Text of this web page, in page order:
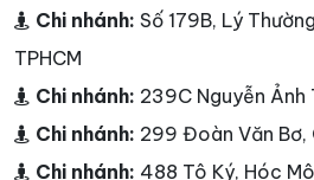
Chi nhánh: Số 179B, Lý
TPHCM
Chi nhánh: 239C Nguyễn Ảnh
Chi nhánh: 299 Đoàn Văn Bơ,
Chi nhánh: 488 Tô Ký, Hóc